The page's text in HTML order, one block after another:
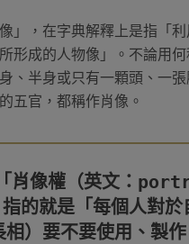
」，在字典解釋上是指「
形成的人物像」。不論用
、半身或只有一顆頭、一
五官，都稱作肖像。
肖像權（英文：
的就是「每個人對於
相）要不要使用、製